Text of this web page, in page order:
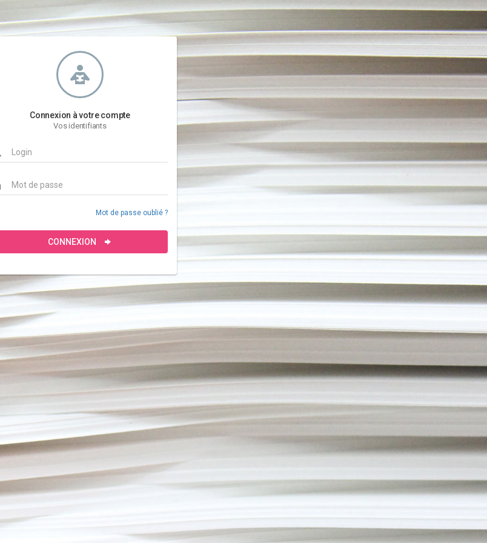
Connexion à votre compte
Vos identifiants
Mot de passe oublié ?
CONNEXION